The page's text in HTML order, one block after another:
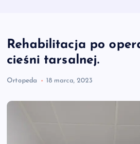
Rehabilitacja po
cieśni tarsalnej.
Ortopeda 18 marca, 2023